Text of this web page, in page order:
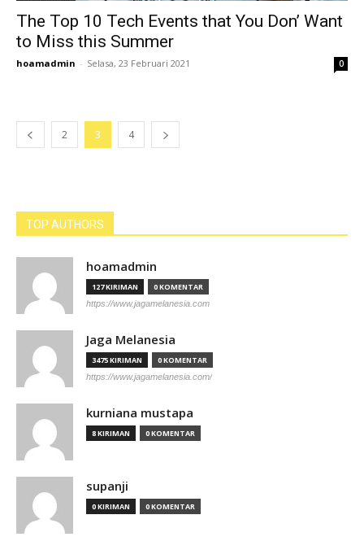
The Top 10 Tech Events that You Don’ Want
to Miss this Summer
hoamadmin - Selasa, 23 Februari 2021 0
2 3 4
TOP AUTHORS
hoamadmin
127 KIRIMAN 0 KOMENTAR
https://www.jagamelanesia.com
Jaga Melanesia
3475 KIRIMAN 0 KOMENTAR
https://www.jagamelanesia.com/
kurniana mustapa
8 KIRIMAN 0 KOMENTAR
supanji
0 KIRIMAN 0 KOMENTAR